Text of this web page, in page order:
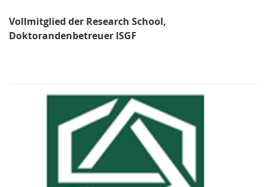
Vollmitglied der Research School,
Doktorandenbetreuer ISGF